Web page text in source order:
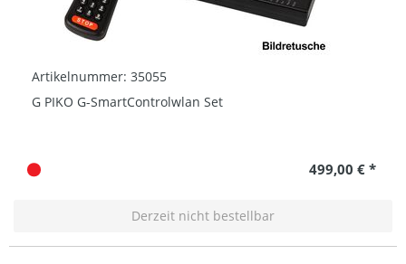
Artikelnummer: 35055
G PIKO G-SmartControlwlan Set
499,00 € *
Derzeit nicht bestellbar